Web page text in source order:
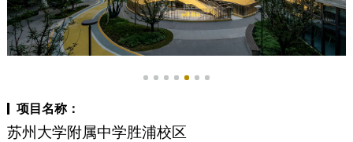
项目名称：
苏州大学附属中学胜浦校区